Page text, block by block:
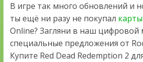
В игре так много обновлений и
ты ещё ни разу не покупал
Online? Загляни в наш цифровой
специальные предложения от
Купите Red Dead Redemption 2